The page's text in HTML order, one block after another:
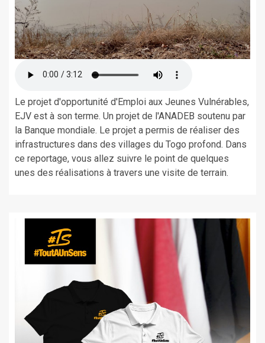
Le projet d'opportunité d'Emploi aux Jeunes Vulnérables,
EJV est à son terme. Un projet de l'ANADEB soutenu par
la Banque mondiale. Le projet a permis de réaliser des
infrastructures dans des villages du Togo profond. Dans
ce reportage, vous allez suivre le point de quelques
unes des réalisations à travers une visite de terrain.